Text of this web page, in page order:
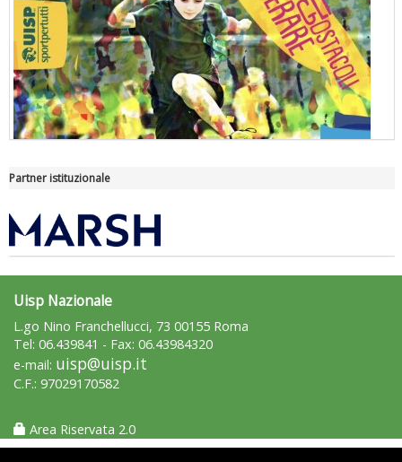
"Superare gli ostacoli": la relazione di Tiziano Pesce al CN Uisp
Luglio 2026: "Pensando con i piedi, si possono fare le
rivoluzioni"
Partner istituzionale
Uisp Nazionale
L.go Nino Franchellucci, 73 00155 Roma
Tel: 06.439841 - Fax: 06.43984320
e-mail: uisp@uisp.it
C.F.: 97029170582
Area Riservata 2.0